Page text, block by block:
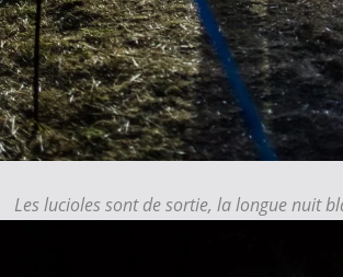
Les lucioles sont de sortie, la longue nuit